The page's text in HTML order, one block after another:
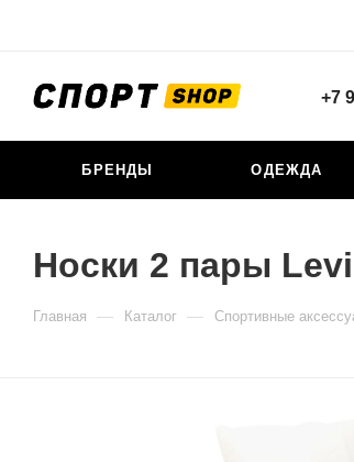
+7
БРЕНДЫ ОДЕЖДА
Носки 2 пары
Главная — Каталог — Спортивные